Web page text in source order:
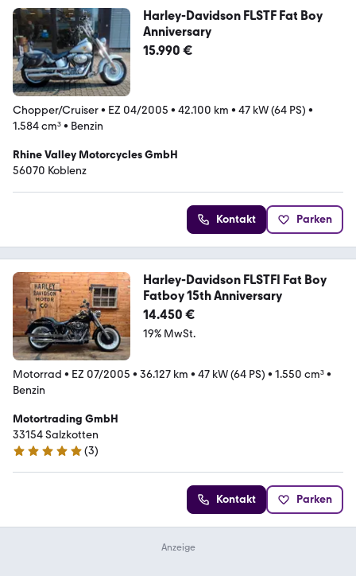
Harley-Davidson FLSTF Fat Boy
Anniversary
15.990 €
Chopper/Cruiser• EZ 04/2005 • 42.100 km • 47 kW (64 PS) •
1.584 cm³• Benzin
Rhine Valley Motorcycles GmbH
56070 Koblenz
Kontakt Parken
Harley-Davidson FLSTFI Fat Boy
Fatboy 15th Anniversary
14.450 €
19% MwSt.
Motorrad • EZ 07/2005 • 36.127 km • 47 kW (64 PS) • 1.550 cm³•
Benzin
Motortrading GmbH
33154 Salzkotten
5 Sterne
(3)
Kontakt Parken